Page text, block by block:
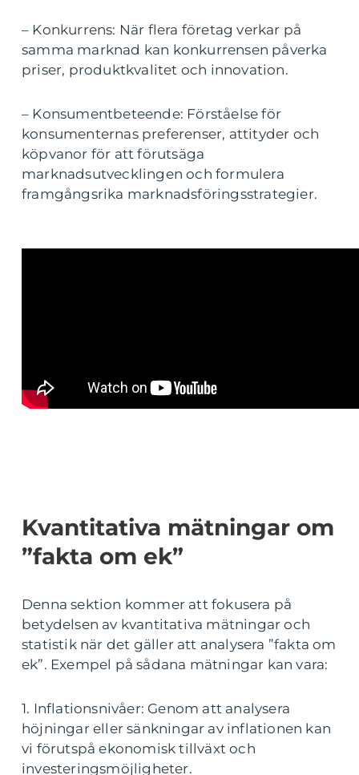
– Konkurrens: När flera företag verkar på
samma marknad kan konkurrensen påverka
priser, produktkvalitet och innovation.
– Konsumentbeteende: Förståelse för
konsumenternas preferenser, attityder och
köpvanor för att förutsäga
marknadsutvecklingen och formulera
framgångsrika marknadsföringsstrategier.
Kvantitativa mätningar om
”fakta om ek”
Denna sektion kommer att fokusera på
betydelsen av kvantitativa mätningar och
statistik när det gäller att analysera ”fakta om
ek”. Exempel på sådana mätningar kan vara:
1. Inflationsnivåer: Genom att analysera
höjningar eller sänkningar av inflationen kan
vi förutspå ekonomisk tillväxt och
investeringsmöjligheter.